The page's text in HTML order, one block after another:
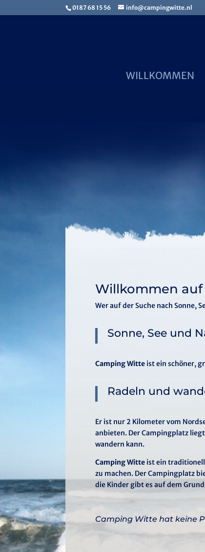
0187 68 15 56 info@campingwitte.nl
WILLKOMMEN
Willkommen
Wer auf der Suche nach Sonne,
Sonne, See und
Camping Witte ist ein schöner,
Radeln und
Er ist nur 2 Kilometer vom
anbieten. Der Campingplatz
wandern kann.
Camping Witte ist ein
zu machen. Der Campingplatz
die Kinder gibt es auf dem
Camping Witte hat keine